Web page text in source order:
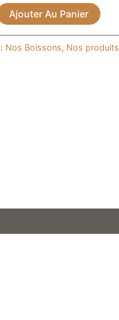
Ajouter Au Panier
Nos Boissons, Nos produits